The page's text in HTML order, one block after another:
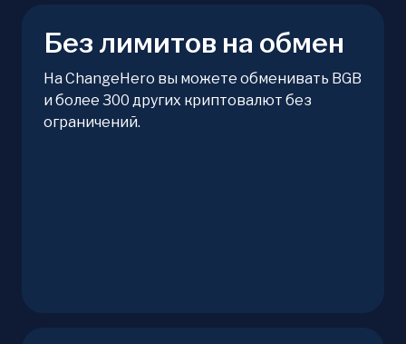
Без лимитов на обмен
На ChangeHero вы можете обменивать BGB
и более 300 других криптовалют без
ограничений.